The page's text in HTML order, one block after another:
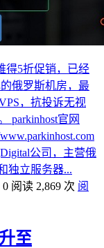
得5折促销，已经
俄罗斯机房，最
，抗投诉无视
parkinhost官网
公司，主营俄
独立服务器...
0 阅读 2,869 次 阅
至